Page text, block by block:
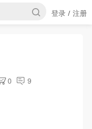
登录 / 注册
0 9